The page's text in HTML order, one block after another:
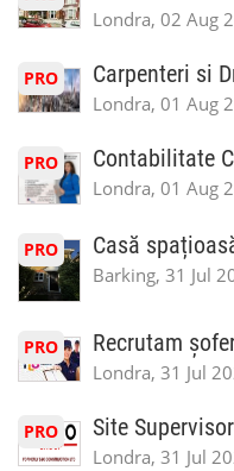
Londra, 02 Aug
PRO Carpenteri si
Londra, 01 Aug
PRO Contabilitate
Londra, 01 Aug
PRO Casă
Barking, 31 Jul
PRO Recrutam
Londra, 31 Jul
PRO Site Supervisor
Londra, 31 Jul